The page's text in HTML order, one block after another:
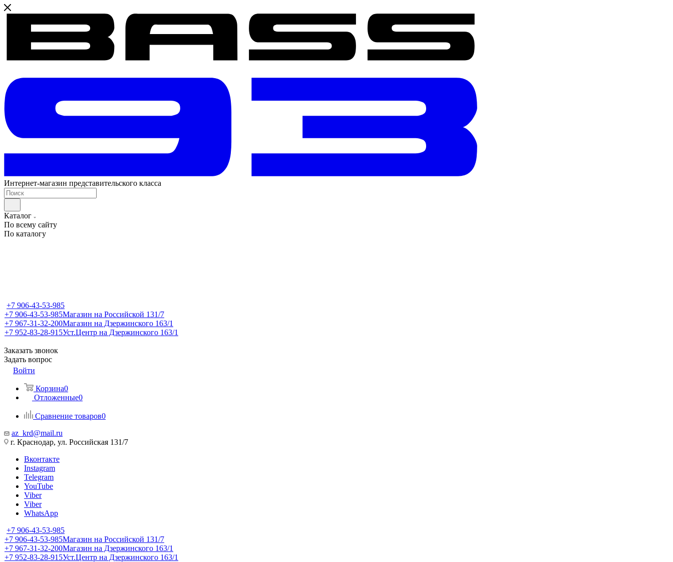
Интернет-магазин представительского класса
Каталог
По всему сайту
По каталогу
+7 906-43-53-985
+7 906-43-53-985Магазин на Российской 131/7
+7 967-31-32-200Магазин на Дзержинского 163/1
+7 952-83-28-915Уст.Центр на Дзержинского 163/1
Заказать звонок
Задать вопрос
Войти
Корзина0
Отложенные0
Сравнение товаров0
az_krd@mail.ru
г. Краснодар, ул. Российская 131/7
Вконтакте
Instagram
Telegram
YouTube
Viber
Viber
WhatsApp
+7 906-43-53-985
+7 906-43-53-985Магазин на Российской 131/7
+7 967-31-32-200Магазин на Дзержинского 163/1
+7 952-83-28-915Уст.Центр на Дзержинского 163/1